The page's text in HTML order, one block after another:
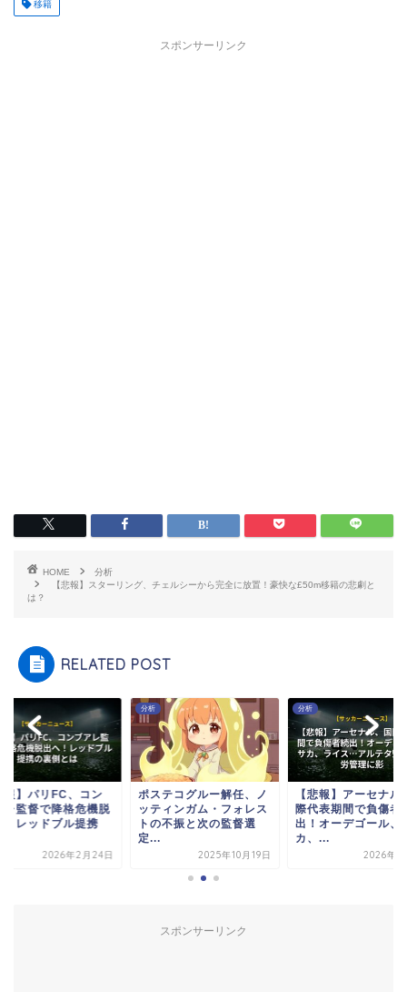
移籍
スポンサーリンク
HOME
分析
【悲報】スターリング、チェルシーから完全に放置！豪快な£50m移籍の悲劇と
は？
RELATED POST
報】パリFC、コン
レ監督で降格危機脱
！レッドブル提携
2026年2月24日
分析
ポステコグルー解任、ノ
ッティンガム・フォレス
トの不振と次の監督選
定...
2025年10月19日
分析
【悲報】アーセナル
際代表期間で負傷者
出！オーデゴール、
カ、...
2026年4
スポンサーリンク